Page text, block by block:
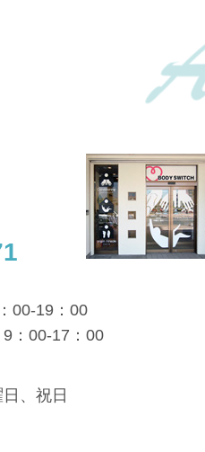
00-19：00
：00-17：00
、祝日